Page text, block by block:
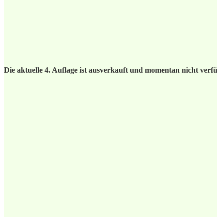
Die aktuelle 4. Auflage ist ausverkauft und momentan nicht